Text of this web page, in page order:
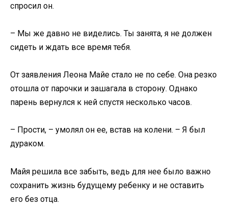
спросил он.
– Мы же давно не виделись. Ты занята, я не должен
сидеть и ждать все время тебя.
От заявления Леона Майе стало не по себе. Она резко
отошла от парочки и зашагала в сторону. Однако
парень вернулся к ней спустя несколько часов.
– Прости, – умолял он ее, встав на колени. – Я был
дураком.
Майя решила все забыть, ведь для нее было важно
сохранить жизнь будущему ребенку и не оставить
его без отца.